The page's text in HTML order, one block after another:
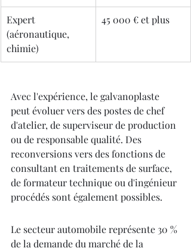
Expert
(aéronautique,
chimie)
45 000 € et plus
Avec l'expérience, le galvanoplaste
peut évoluer vers des postes de chef
d'atelier, de superviseur de production
ou de responsable qualité. Des
reconversions vers des fonctions de
consultant en traitements de surface,
de formateur technique ou d'ingénieur
procédés sont également possibles.
Le secteur automobile représente 30 %
de la demande du marché de la